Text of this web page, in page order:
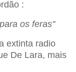
:
os feras"
extinta radio
De Lara, mais